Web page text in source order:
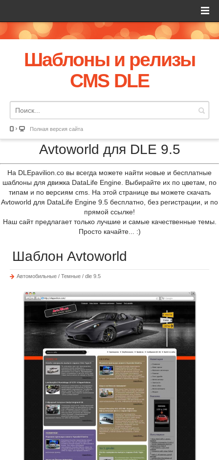
Шаблоны и релизы
CMS DLE
Полная версия сайта
Avtoworld для DLE 9.5
На DLEpavilion.co вы всегда можете найти новые и бесплатные
шаблоны для движка DataLife Engine. Выбирайте их по цветам, по
типам и по версиям cms. На этой странице вы можете скачать
Avtoworld для DataLife Engine 9.5 бесплатно, без регистрации, и по
прямой ссылке!
Наш сайт предлагает только лучшие и самые качественные темы.
Просто качайте... :)
Шаблон Avtoworld
Автомобильные / Темные / dle 9.5